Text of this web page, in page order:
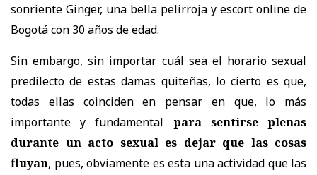
sonriente Ginger, una bella pelirroja y escort online de
Bogotácon 30 años de edad.
Sin embargo, sin importar cuál sea el horario sexual
predilecto de estas damas quiteñas, lo cierto es que,
todas ellas coinciden en pensar en que, lo más
importante y fundamental para sentirse plenas
durante un acto sexual es dejar que las cosas
fluyan, pues, obviamente es esta una actividad que las